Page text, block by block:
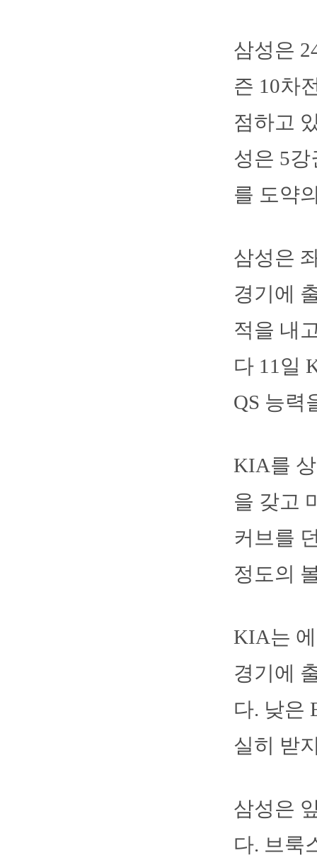
삼성은
즌 10차
점하고
성은 5
를 도약
삼성은
경기에
적을 내
다 11일
QS 능력
KIA를
을 갖고
커브를
정도의
KIA는
경기에
다. 낮은
실히 받
삼성은
다. 브룩